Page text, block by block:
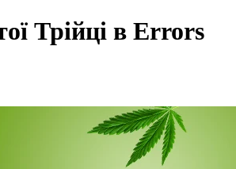
Трійці в Errors